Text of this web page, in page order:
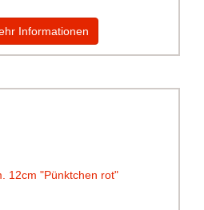
Informationen